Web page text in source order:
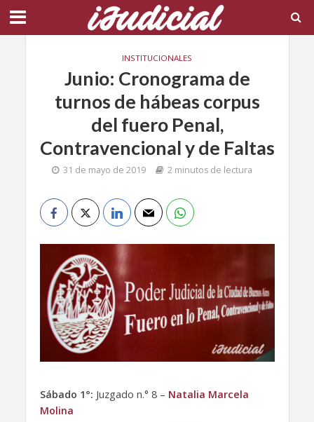
INSTITUCIONALES
Junio: Cronograma de
turnos de hábeas corpus
del fuero Penal,
Contravencional y de Faltas
31 de mayo de 2019 2 minutos de lectura
Sábado 1°: Juzgado n.° 8 – Natalia Marcela
Molina